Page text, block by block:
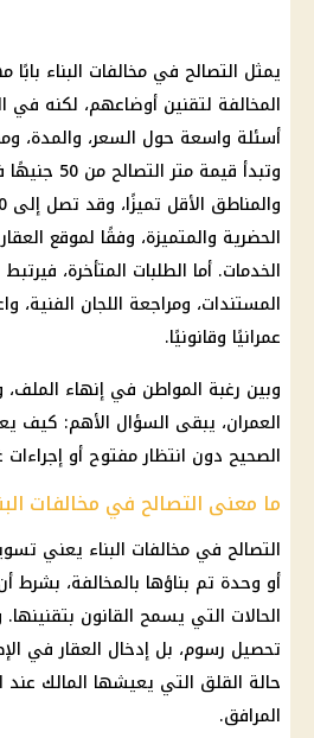
يمثل التصالح في مخالفات البناء بابًا
المخالفة لتقنين أوضاعهم، لكنه في
أسئلة واسعة حول السعر، والمدة،
وتبدأ قيمة
الحضرية والمتميزة، وفقًا لموقع
الخدمات. أما الطلبات المتأخرة،
المستندات، ومراجعة اللجان الفنية،
عمرانيًا وقانونيًا.
وبين رغبة المواطن في إنهاء
العمران، يبقى السؤال الأهم: كيف
الصحيح دون انتظار مفتوح أو
ما معنى التصالح في مخالفات
التصالح في مخالفات البناء يعني
أو وحدة تم بناؤها بالمخالفة، بشرط
الحالات التي يسمح القانون
تحصيل رسوم، بل إدخال العقار في
حالة القلق التي يعيشها المالك عند
المرافق.